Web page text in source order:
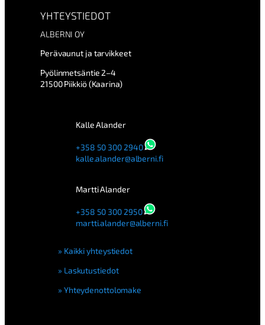
YHTEYSTIEDOT
ALBERNI OY
Perävaunut ja tarvikkeet
Pyölinmetsäntie 2–4
21500 Piikkiö (Kaarina)
Kalle Alander
+358 50 300 2940
kalle.alander@alberni.fi
Martti Alander
+358 50 300 2950
martti.alander@alberni.fi
Kaikki yhteystiedot
Laskutustiedot
Yhteydenottolomake